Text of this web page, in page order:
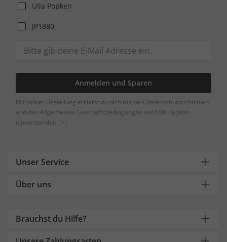
Ulla Popken
JP1880
Anmelden und Sparen
Mit deiner Bestellung erklärst du dich mit den Datenschutzrichtlinien
und den Allgemeinen Geschäftsbedingungen von Ulla Popken
einverstanden. [+]
Unser Service
Über uns
Brauchst du Hilfe?